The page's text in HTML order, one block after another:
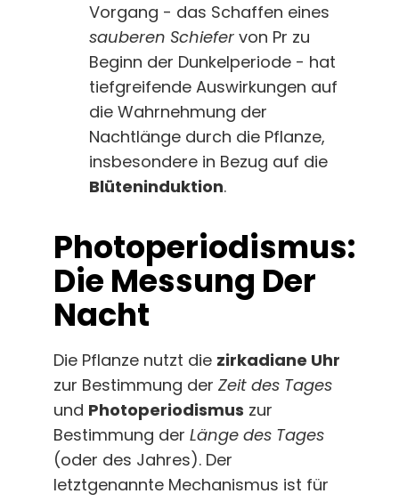
Vorgang - das Schaffen eines
sauberen Schiefer von Pr zu
Beginn der Dunkelperiode - hat
tiefgreifende Auswirkungen auf
die Wahrnehmung der
Nachtlänge durch die Pflanze,
insbesondere in Bezug auf die
Blüteninduktion.
Photoperiodismus:
Die Messung Der
Nacht
Die Pflanze nutzt die zirkadiane Uhr
zur Bestimmung der Zeit des Tages
und Photoperiodismus zur
Bestimmung der Länge des Tages
(oder des Jahres). Der
letztgenannte Mechanismus ist für